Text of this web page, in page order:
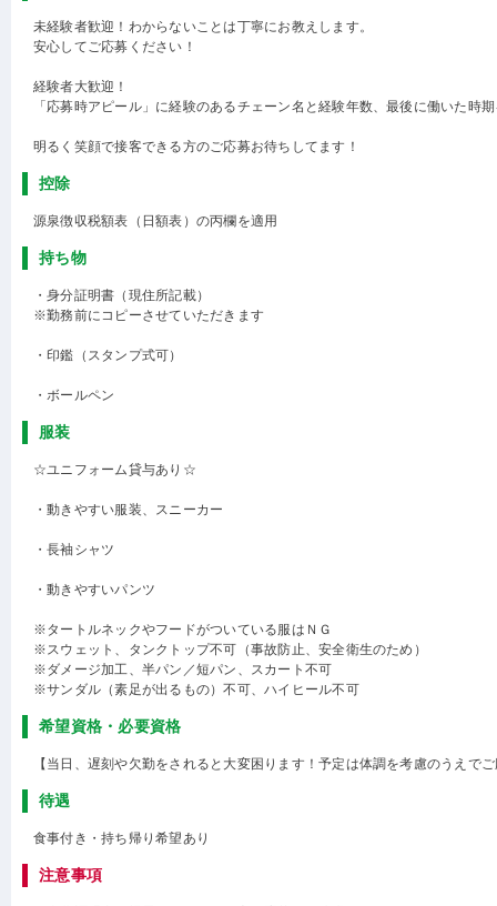
未経験者歓迎！わからないことは丁寧にお教えします。
安心してご応募ください！
経験者大歓迎！
「応募時アピール」に経験のあるチェーン名と経験年数、最後に働いた時
明るく笑顔で接客できる方のご応募お待ちしてます！
控除
源泉徴収税額表（日額表）の丙欄を適用
持ち物
・身分証明書（現住所記載）
※勤務前にコピーさせていただきます
・印鑑（スタンプ式可）
・ボールペン
服装
☆ユニフォーム貸与あり☆
・動きやすい服装、スニーカー
・長袖シャツ
・動きやすいパンツ
※タートルネックやフードがついている服はＮＧ
※スウェット、タンクトップ不可（事故防止、安全衛生のため）
※ダメージ加工、半パン／短パン、スカート不可
※サンダル（素足が出るもの）不可、ハイヒール不可
希望資格・必要資格
【当日、遅刻や欠勤をされると大変困ります！予定は体調を考慮のうえで
待遇
食事付き・持ち帰り希望あり
注意事項